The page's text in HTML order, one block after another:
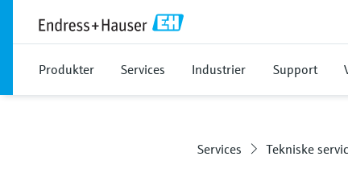
Produkter Services Industrier Support
Services Tekniske